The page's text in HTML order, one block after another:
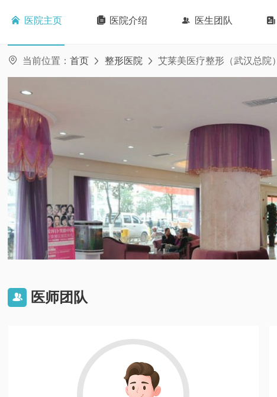
 医院主页  医院介绍  医生团队 
 当前位置： 首页  整形医院  艾莱美医疗整形（武汉总院）
 医师团队